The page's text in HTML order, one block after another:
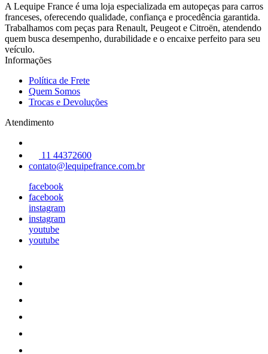
A Lequipe France é uma loja especializada em autopeças para carros
franceses, oferecendo qualidade, confiança e procedência garantida.
Trabalhamos com peças para Renault, Peugeot e Citroën, atendendo
quem busca desempenho, durabilidade e o encaixe perfeito para seu
veículo.
Informações
Política de Frete
Quem Somos
Trocas e Devoluções
Atendimento
11 44372600
contato@lequipefrance.com.br
facebook
facebook
instagram
instagram
youtube
youtube